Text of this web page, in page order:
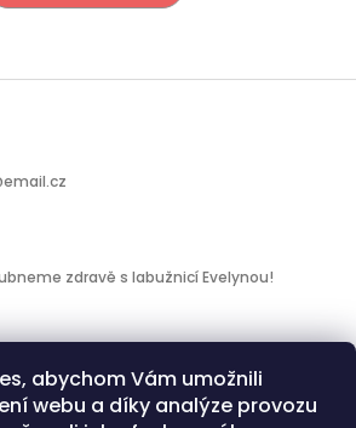
abychom Vám umožnili
webu a díky analýze provozu
email.cz
zdravě s labužnicí Evelynou!
údajů